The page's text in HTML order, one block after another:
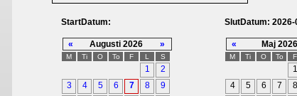
StartDatum:
« Augusti 2026 »
M Ti O To F L S
1
2
3
4 5 6 7 8
9
SlutDatum: 2026-
« Maj 2026
M Ti O To F
1
4
5 6 7 8